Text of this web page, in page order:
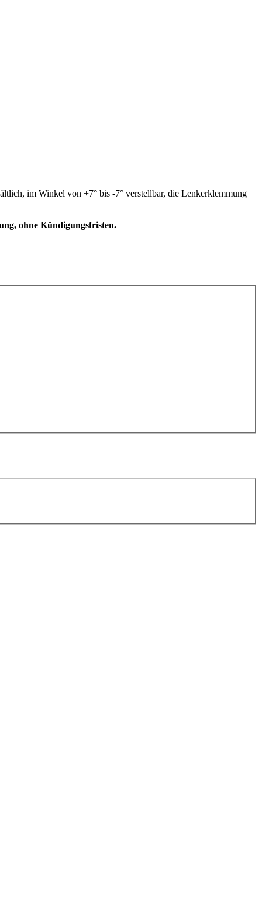
im Winkel von +7° bis -7° verstellbar, die Lenkerklemmung
ohne Kündigungsfristen.